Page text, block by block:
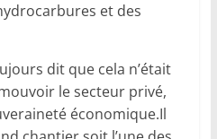
et des
dit que cela n’était
le secteur privé,
économique.Il